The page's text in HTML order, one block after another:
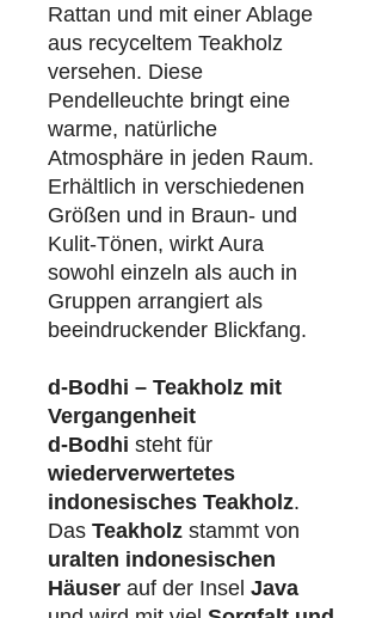
Rattan und mit einer Ablage
aus recyceltem Teakholz
versehen. Diese
Pendelleuchte bringt eine
warme, natürliche
Atmosphäre in jeden Raum.
Erhältlich in verschiedenen
Größen und in Braun- und
Kulit-Tönen, wirkt Aura
sowohl einzeln als auch in
Gruppen arrangiert als
beeindruckender Blickfang.
d-Bodhi – Teakholz mit
Vergangenheit
d-Bodhi steht für
wiederverwertetes
indonesisches Teakholz.
Das Teakholz stammt von
uralten indonesischen
Häuser auf der Insel Java